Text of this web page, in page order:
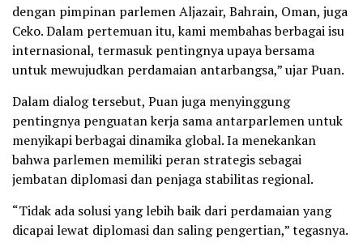
dengan pimpinan parlemen Aljazair, Bahrain, Oman, juga
Ceko. Dalam pertemuan itu, kami membahas berbagai isu
internasional, termasuk pentingnya upaya bersama
untuk mewujudkan perdamaian antarbangsa,” ujar Puan.
Dalam dialog tersebut, Puan juga menyinggung
pentingnya penguatan kerja sama antarparlemen untuk
menyikapi berbagai dinamika global. Ia menekankan
bahwa parlemen memiliki peran strategis sebagai
jembatan diplomasi dan penjaga stabilitas regional.
“Tidak ada solusi yang lebih baik dari perdamaian yang
dicapai lewat diplomasi dan saling pengertian,” tegasnya.